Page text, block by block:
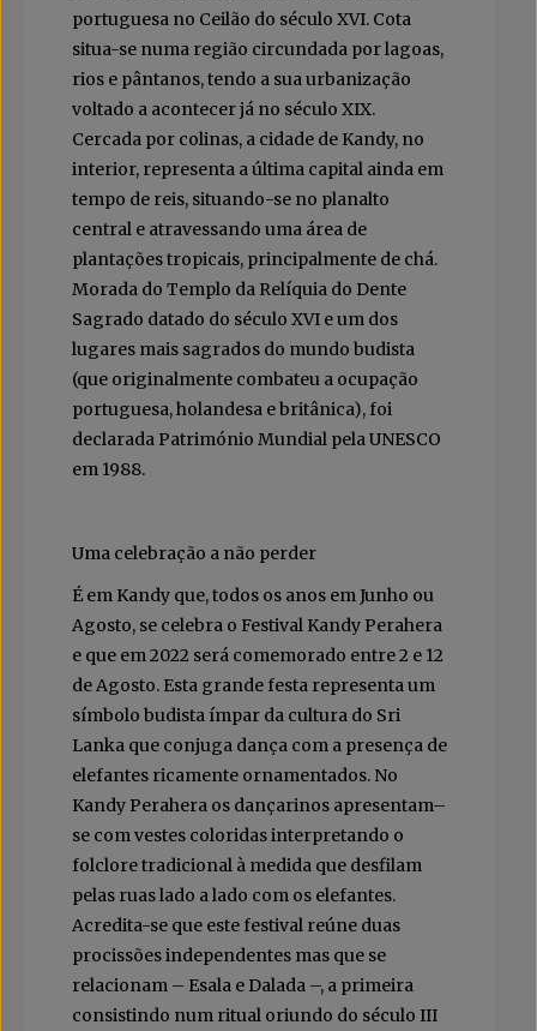
portuguesa no Ceilão do século XVI. Cota
situa-se numa região circundada por lagoas,
rios e pântanos, tendo a sua urbanização
voltado a acontecer já no século XIX.
Cercada por colinas, a cidade de Kandy, no
interior, representa a última capital ainda em
tempo de reis, situando-se no planalto
central e atravessando uma área de
plantações tropicais, principalmente de chá.
Morada do Templo da Relíquia do Dente
Sagrado datado do século XVI e um dos
lugares mais sagrados do mundo budista
(que originalmente combateu a ocupação
portuguesa, holandesa e britânica), foi
declarada Património Mundial pela UNESCO
em 1988.
Uma celebração a não perder
É em Kandy que, todos os anos em Junho ou
Agosto, se celebra o Festival Kandy Perahera
e que em 2022 será comemorado entre 2 e 12
de Agosto. Esta grande festa representa um
símbolo budista ímpar da cultura do Sri
Lanka que conjuga dança com a presença de
elefantes ricamente ornamentados. No
Kandy Perahera os dançarinos apresentam–
se com vestes coloridas interpretando o
folclore tradicional à medida que desfilam
pelas ruas lado a lado com os elefantes.
Acredita-se que este festival reúne duas
procissões independentes mas que se
relacionam – Esala e Dalada –, a primeira
consistindo num ritual oriundo do século III